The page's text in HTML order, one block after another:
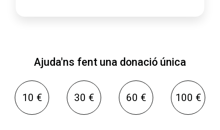
Ajuda'ns fent una donació única
10 € 30 € 60 € 100 €